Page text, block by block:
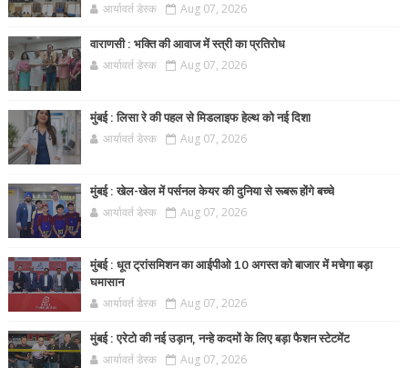
आर्यावर्त डेस्क Aug 07, 2026
वाराणसी : भक्ति की आवाज में स्त्री का प्रतिरोध
आर्यावर्त डेस्क Aug 07, 2026
मुंबई : लिसा रे की पहल से मिडलाइफ हेल्थ को नई दिशा
आर्यावर्त डेस्क Aug 07, 2026
मुंबई : खेल-खेल में पर्सनल केयर की दुनिया से रूबरू होंगे बच्चे
आर्यावर्त डेस्क Aug 07, 2026
मुंबई : धूत ट्रांसमिशन का आईपीओ 10 अगस्त को बाजार में मचेगा बड़ा
घमासान
आर्यावर्त डेस्क Aug 07, 2026
मुंबई : एरेटो की नई उड़ान, नन्हे कदमों के लिए बड़ा फैशन स्टेटमेंट
आर्यावर्त डेस्क Aug 07, 2026